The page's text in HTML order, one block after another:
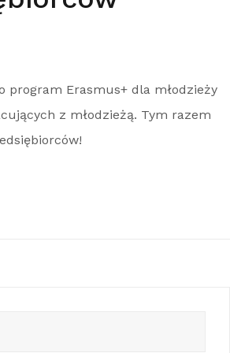
program Erasmus+ dla młodzieży
z młodzieżą. Tym razem